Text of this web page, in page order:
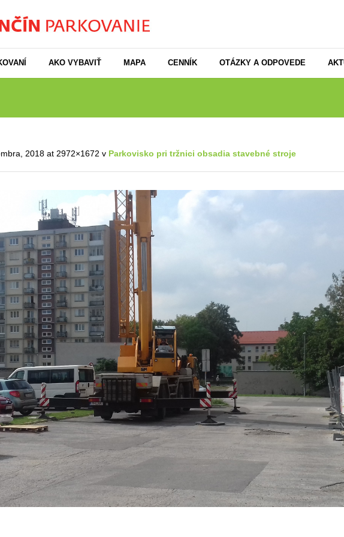
AKO VYBAVIŤ MAPA CENNÍK OTÁZKY A ODPOVEDE
2018 at 2972×1672 v Parkovisko pri tržnici obsadia stavebné stroje